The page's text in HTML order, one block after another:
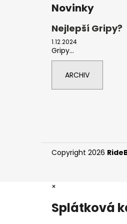
Novinky
Nejlepší Gripy?
1.12.2024
Gripy...
ARCHIV
Copyright 2026
×
Splátková